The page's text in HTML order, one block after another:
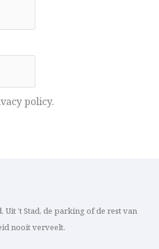
policy.
’t Stad, de parking of de rest van
nooit verveelt.